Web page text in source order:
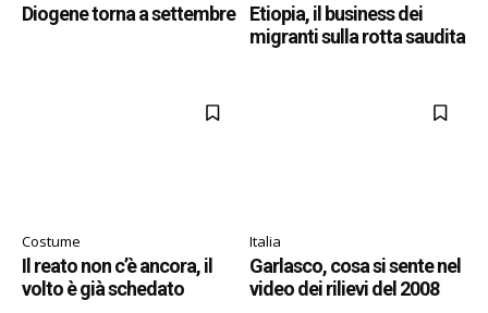
Diogene torna a settembre
Etiopia, il business dei
migranti sulla rotta saudita
Costume
Il reato non c’è ancora, il
volto è già schedato
Italia
Garlasco, cosa si sente nel
video dei rilievi del 2008